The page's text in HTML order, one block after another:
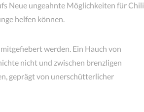
Neue ungeahnte Möglichkeiten für Chili
helfen können.
werden. Ein Hauch von
nicht und zwischen brenzligen
geprägt von unerschütterlicher